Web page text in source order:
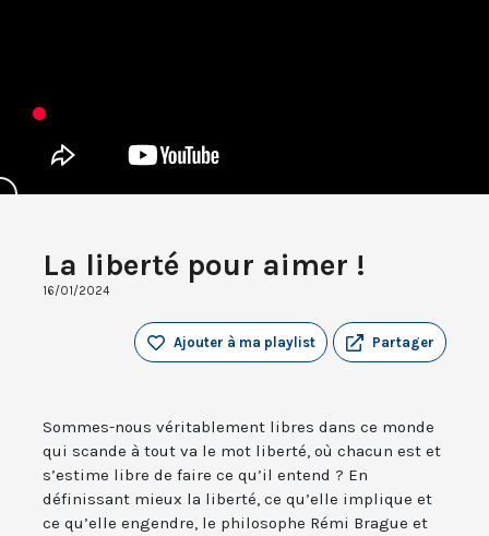
La liberté pour aimer !
16/01/2024
Partager
Ajouter à ma playlist
Sommes-nous véritablement libres dans ce monde
qui scande à tout va le mot liberté, où chacun est et
s’estime libre de faire ce qu’il entend ? En
définissant mieux la liberté, ce qu’elle implique et
ce qu’elle engendre, le philosophe Rémi Brague et